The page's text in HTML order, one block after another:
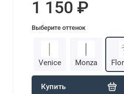
1 150 ₽
Выберите оттенок
Venice Monza
Купить